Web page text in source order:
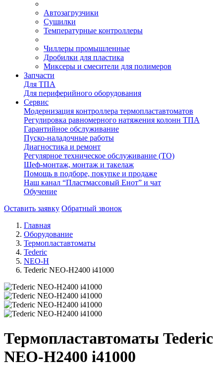
Автозагрузчики
Сушилки
Температурные контроллеры
Чиллеры промышленные
Дробилки для пластика
Миксеры и смесители для полимеров
Запчасти
Для ТПА
Для периферийного оборудования
Сервис
Модернизация контроллера термопластавтоматов
Регулировка равномерного натяжения колонн ТПА
Гарантийное обслуживание
Пуско-наладочные работы
Диагностика и ремонт
Регулярное техническое обслуживание (ТО)
Шеф-монтаж, монтаж и такелаж
Помощь в подборе, покупке и продаже
Наш канал “Пластмассовый Енот” и чат
Обучение
Оставить заявку Обратный звонок
Главная
Оборудование
Термопластавтоматы
Tederic
NEO-H
Tederic NEO-H2400 i41000
Термопластавтоматы Tederic
NEO-H2400 i41000